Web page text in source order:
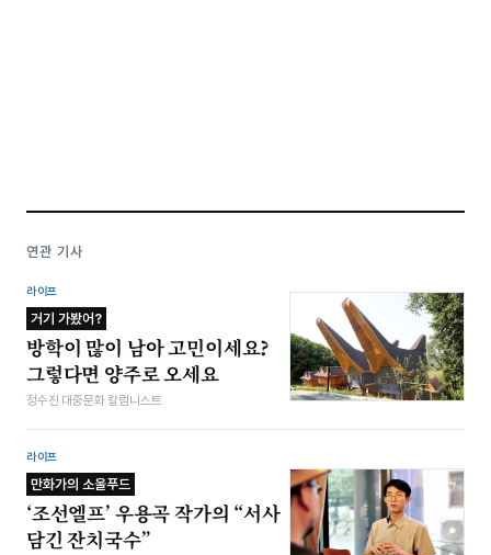
연관 기사
라이프
거기 가봤어?
방학이 많이 남아 고민이세요?
그렇다면 양주로 오세요
정수진 대중문화 칼럼니스트
라이프
만화가의 소울푸드
‘조선엘프’ 우용곡 작가의 “서사
담긴 잔치국수”